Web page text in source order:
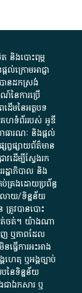
និង​បោះពុម្ព​
ល់​ក្រោម​អាជ្ញា
ាន​ដកស្រង់​
ៃ​ការ​ប្រើ
ើម​នៃ​​អត្ថបទ
េហទំព័រ​របស់​ អូ​ឌី​
ធារណៈ​ និង​ផ្តល់​
វផ្សាយ​ព័ត៌មាន​
ដើម្បី​ស្វែងរក
ឋាភិបាល​ និង
គ្រង​ដោយ​ប្រព័ន្ធ​
ាយ​/​ទិន្នន័យ​
វ​បាន​បោះ
មត់ចត់​។​ យ៉ាងណា​
ឬ​ភាព​ដែល​
វើការ​អះអាង​
ហេតុ​ ឬ​អង្គច្បាប់​
នៃ​ទិន្នន័យ​
ា​ឯកសារ​ ឬ​